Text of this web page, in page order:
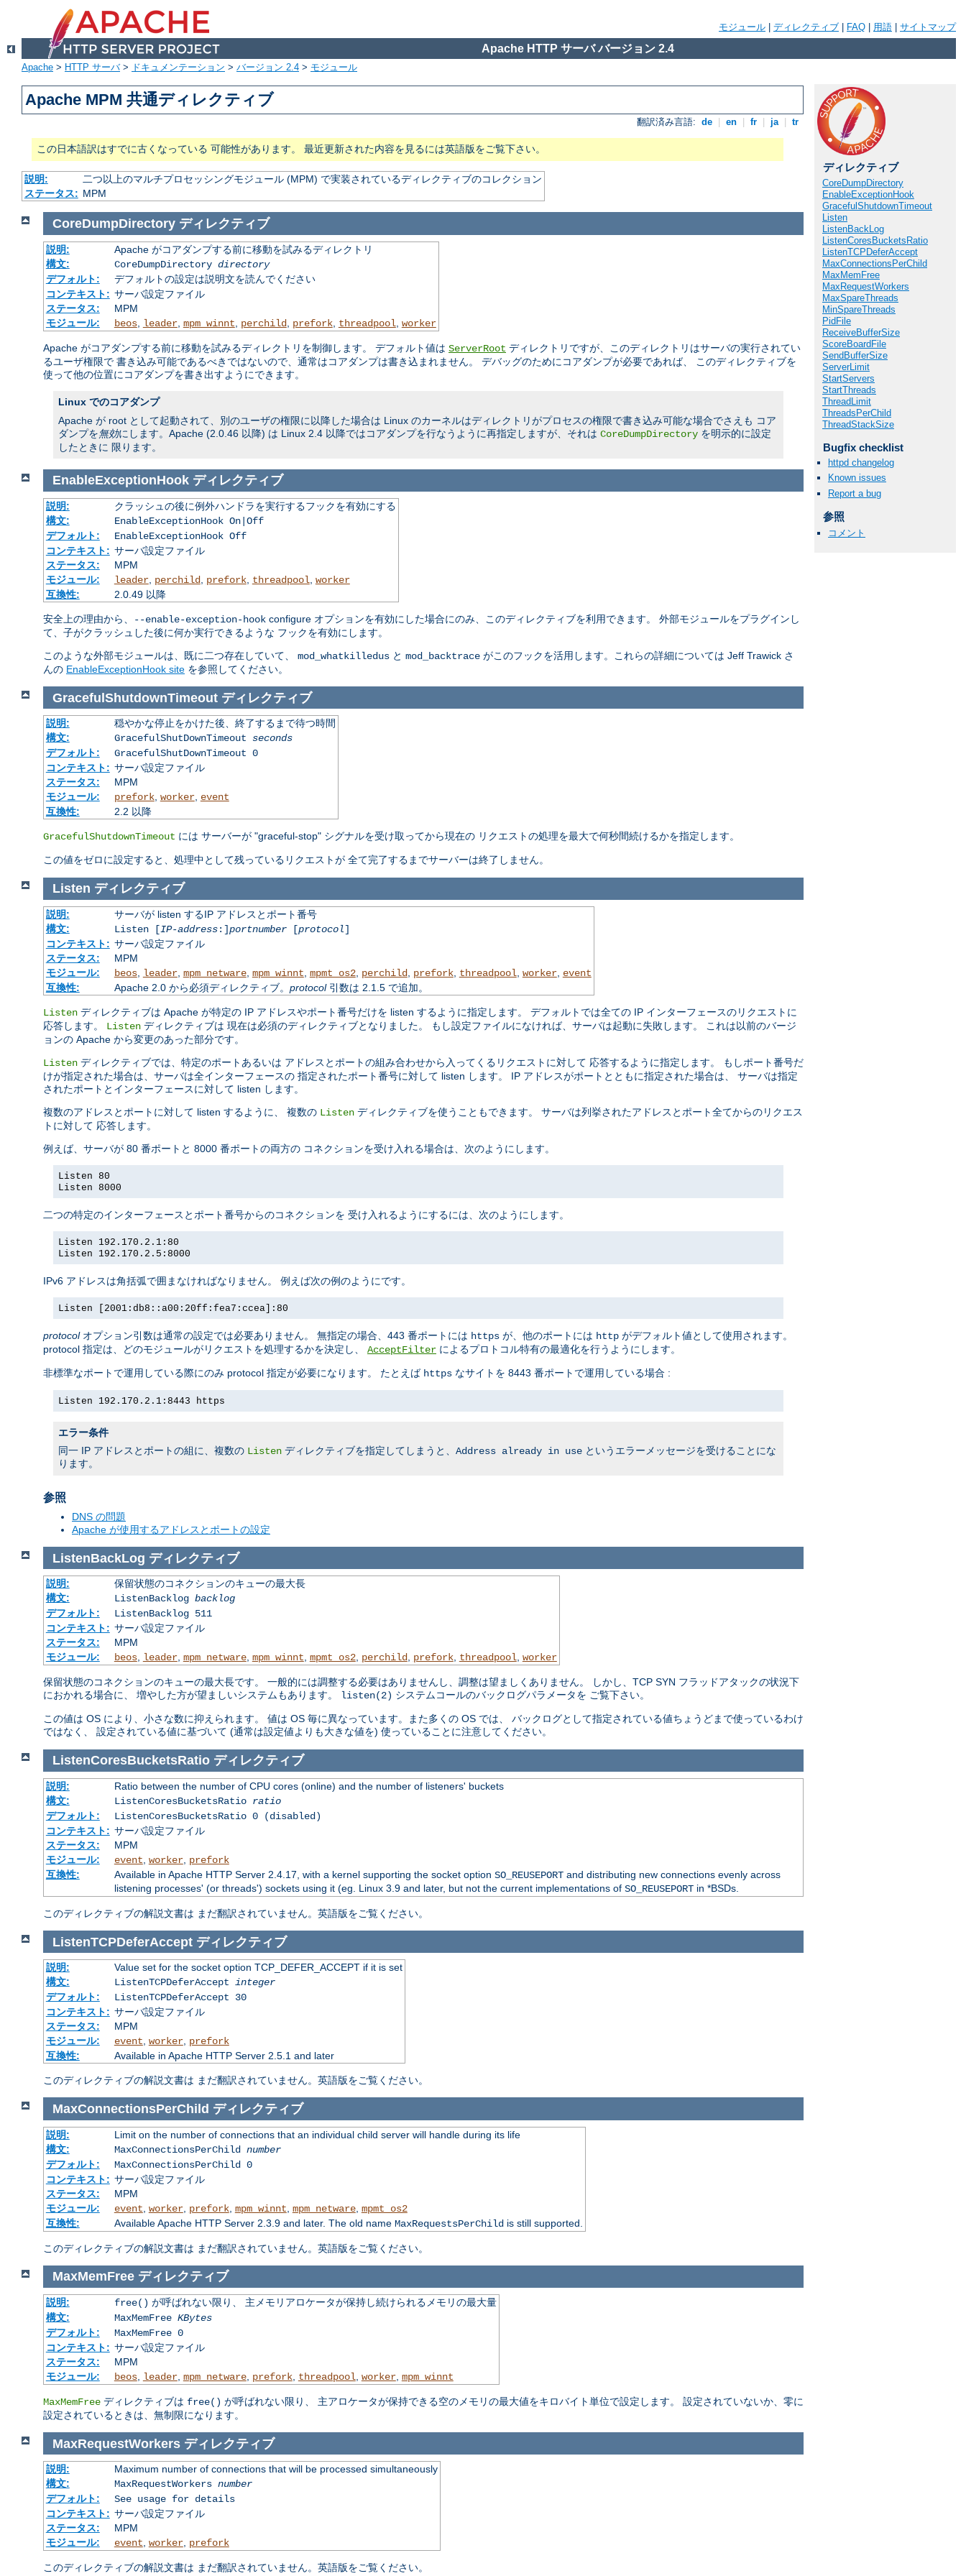
モジュール ディレクティブ FAQ 用語 サイトマップ
Apache HTTP サーバ バージョン 2.4
Apache > HTTP サーバ> ドキュメンテーション > バージョン 2.4 > モジュール
Apache MPM 共通ディレクティブ
翻訳済み言語: de en fr ja tr
この日本語訳はすでに古くなっている 可能性があります。 最近更新された内容を見るには英語版をご覧下さい。
説明:
二つ以上のマルチプロセッシングモジュール (MPM) で実装されているディレクティブのコレクション
ステータス: MPM
ディレクティブ
CoreDumpDirectory
EnableExceptionHook
GracefulShutdownTimeout
Listen
ListenBackLog
ListenCoresBucketsRatio
ListenTCPDeferAccept
MaxConnectionsPerChild
MaxMemFree
MaxRequestWorkers
MaxSpareThreads
MinSpareThreads
PidFile
ReceiveBufferSize
ScoreBoardFile
SendBufferSize
ServerLimit
StartServers
StartThreads
ThreadLimit
ThreadsPerChild
ThreadStackSize
Bugfix checklist
httpd changelog
Known issues
Report a bug
参照
コメント
CoreDumpDirectory ディレクティブ
説明:
Apache がコアダンプする前に移動を試みるディレクトリ
構文:
CoreDumpDirectory directory
デフォルト:
デフォルトの設定は説明文を読んでください
コンテキスト: サーバ設定ファイル
ステータス:
MPM
モジュール:
beos, leader, mpm_winnt perchild, prefork, threadpool worker
Apache がコアダンプする前に移動を試みるディレクトリを制御します。 デフォルト値は ServerRoot ディレクトリですが、このディレクトリはサーバの実行されてい
るユーザ権限で 書き込み可能であるべきではないので、通常はコアダンプは書き込まれません。 デバッグのためにコアダンプが必要であれば、 このディレクティブを
使って他の位置にコアダンプを書き出すようにできます。
Linux でのコアダンプ
Apache が root として起動されて、別のユーザの権限に以降した場合は Linux のカーネルはディレクトリがプロセスの権限で書き込み可能な場合でさえも コア
ダンプを無効にします。Apache (2.0.46 以降) は Linux 2.4 以降ではコアダンプを行なうように再指定しますが、それは CoreDumpDirectory を明示的に設定
したときに 限ります。
EnableExceptionHook ディレクティブ
説明:
クラッシュの後に例外ハンドラを実行するフックを有効にする
構文:
EnableExceptionHook On|Off
デフォルト:
EnableExceptionHook Off
コンテキスト: サーバ設定ファイル
ステータス:
MPM
モジュール:
leader, perchild, prefork, threadpool worker
互換性:
2.0.49 以降
安全上の理由から、 --enable-exception-hook configure オプションを有効にした場合にのみ、このディレクティブを利用できます。 外部モジュールをプラグインし
て、子がクラッシュした後に何か実行できるような フックを有効にします。
このような外部モジュールは、既に二つ存在していて、 mod_whatkilledus と mod_backtrace がこのフックを活用します。これらの詳細については Jeff Trawick さ
んの EnableExceptionHook site を参照してください。
GracefulShutdownTimeout ディレクティブ
説明:
穏やかな停止をかけた後、終了するまで待つ時間
構文:
GracefulShutDownTimeout seconds
デフォルト:
GracefulShutDownTimeout 0
コンテキスト: サーバ設定ファイル
ステータス:
MPM
モジュール:
prefork, worker, event
互換性:
2.2 以降
GracefulShutdownTimeout には サーバーが "graceful-stop" シグナルを受け取ってから現在の リクエストの処理を最大で何秒間続けるかを指定します。
この値をゼロに設定すると、処理中として残っているリクエストが 全て完了するまでサーバーは終了しません。
Listen ディレクティブ
説明:
サーバが listen するIP アドレスとポート番号
構文:
Listen [IP-address:]portnumber[protocol]
コンテキスト: サーバ設定ファイル
ステータス:
MPM
モジュール:
beos, leader, mpm_netware, mpm_winnt mpmt_os2, perchild, prefork, threadpool worker, event
互換性:
Apache 2.0 から必須ディレクティブ。 protocol引数は 2.1.5 で追加。
Listen ディレクティブは Apache が特定の IP アドレスやポート番号だけを listen するように指定します。 デフォルトでは全ての IP インターフェースのリクエストに
応答します。 Listen ディレクティブは 現在は必須のディレクティブとなりました。 もし設定ファイルになければ、サーバは起動に失敗します。 これは以前のバージ
ョンの Apache から変更のあった部分です。
Listen ディレクティブでは、特定のポートあるいは アドレスとポートの組み合わせから入ってくるリクエストに対して 応答するように指定します。 もしポート番号だ
けが指定された場合は、サーバは全インターフェースの 指定されたポート番号に対して listen します。 IP アドレスがポートとともに指定された場合は、 サーバは指定
されたポートとインターフェースに対して listen します。
複数のアドレスとポートに対して listen するように、 複数の Listen ディレクティブを使うこともできます。 サーバは列挙されたアドレスとポート全てからのリクエス
トに対して 応答します。
例えば、サーバが 80 番ポートと 8000 番ポートの両方の コネクションを受け入れる場合は、次のようにします。
Listen 80
Listen 8000
二つの特定のインターフェースとポート番号からのコネクションを 受け入れるようにするには、次のようにします。
Listen 192.170.2.1:80
Listen 192.170.2.5:8000
IPv6 アドレスは角括弧で囲まなければなりません。 例えば次の例のようにです。
Listen [2001:db8::a00:20ff:fea7:ccea]:80
protocolオプション引数は通常の設定では必要ありません。 無指定の場合、443 番ポートには https が、他のポートには http がデフォルト値として使用されます。
protocol 指定は、どのモジュールがリクエストを処理するかを決定し、 AcceptFilter によるプロトコル特有の最適化を行うようにします。
非標準なポートで運用している際にのみ protocol 指定が必要になります。 たとえば https なサイトを 8443 番ポートで運用している場合 :
Listen 192.170.2.1:8443 https
エラー条件
同一 IP アドレスとポートの組に、複数の Listen ディレクティブを指定してしまうと、 Address already in use というエラーメッセージを受けることにな
ります。
参照
DNS の問題
Apache が使用するアドレスとポートの設定
ListenBackLog ディレクティブ
説明:
保留状態のコネクションのキューの最大長
構文:
ListenBacklog backlog
デフォルト:
ListenBacklog 511
コンテキスト: サーバ設定ファイル
ステータス:
MPM
モジュール:
beos, leader, mpm_netware, mpm_winnt, mpmt_os2, perchild, prefork, threadpool, worker
保留状態のコネクションのキューの最大長です。 一般的には調整する必要はありませんし、調整は望ましくありません。 しかし、TCP SYN フラッドアタックの状況下
におかれる場合に、 増やした方が望ましいシステムもあります。 listen(2) システムコールのバックログパラメータを ご覧下さい。
この値は OS により、小さな数に抑えられます。 値は OS 毎に異なっています。また多くの OS では、 バックログとして指定されている値ちょうどまで使っているわけ
ではなく、 設定されている値に基づいて (通常は設定値よりも大きな値を) 使っていることに注意してください。
ListenCoresBucketsRatio ディレクティブ
説明:
Ratio between the number of CPU cores (online) and the number of listeners' buckets
構文:
ListenCoresBucketsRatio ratio
デフォルト:
ListenCoresBucketsRatio 0 (disabled)
コンテキスト: サーバ設定ファイル
ステータス:
MPM
モジュール:
event worker, prefork
互換性:
Available in Apache HTTP Server 2.4.17, with a kernel supporting the socket option SO_REUSEPORTand distributing new connections evenly across
listening processes' (or threads') sockets using it (eg. Linux 3.9 and later, but not the current implementations of SO_REUSEPORTin *BSDs.
このディレクティブの解説文書は まだ翻訳されていません。英語版をご覧ください。
ListenTCPDeferAccept ディレクティブ
説明:
Value set for the socket option TCP_DEFER_ACCEPT if it is set
構文:
ListenTCPDeferAccept integer
デフォルト:
ListenTCPDeferAccept 30
コンテキスト: サーバ設定ファイル
ステータス:
MPM
モジュール:
event worker, prefork
互換性:
Available in Apache HTTP Server 2.5.1 and later
このディレクティブの解説文書は まだ翻訳されていません。英語版をご覧ください。
MaxConnectionsPerChild ディレクティブ
説明:
Limit on the number of connections that an individual child server will handle during its life
構文:
MaxConnectionsPerChild number
デフォルト:
MaxConnectionsPerChild 0
コンテキスト: サーバ設定ファイル
ステータス:
MPM
モジュール:
event worker, prefork, mpm_winnt mpm_netware, mpmt_os2
互換性:
Available Apache HTTP Server 2.3.9 and later. The old name MaxRequestsPerChildis still supported.
このディレクティブの解説文書は まだ翻訳されていません。英語版をご覧ください。
MaxMemFree ディレクティブ
説明: free() が呼ばれない限り、 主メモリアロケータが保持し続けられるメモリの最大量
構文:
MaxMemFree KBytes
デフォルト:
MaxMemFree 0
コンテキスト: サーバ設定ファイル
ステータス:
MPM
モジュール:
beos, leader, mpm_netware, prefork, threadpool worker, mpm_winnt
MaxMemFree ディレクティブは free() が呼ばれない限り、 主アロケータが保持できる空のメモリの最大値をキロバイト単位で設定します。 設定されていないか、零に
設定されているときは、無制限になります。
MaxRequestWorkers ディレクティブ
説明:
Maximum number of connections that will be processed simultaneously
構文:
MaxRequestWorkers number
デフォルト:
See usage for details
コンテキスト: サーバ設定ファイル
ステータス:
MPM
モジュール:
event, worker, prefork
このディレクティブの解説文書は まだ翻訳されていません。英語版をご覧ください。